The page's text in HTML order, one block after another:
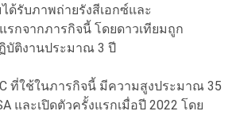
ด้รับภาพถ่ายรังสีเอกซ์และ
รกจากภารกิจนี้ โดยดาวเทียมถูก
บัติงานประมาณ 3 ปี
ที่ใช้ในภารกิจนี้ มีความสูงประมาณ 35
และเปิดตัวครั้งแรกเมื่อปี 2022 โดย